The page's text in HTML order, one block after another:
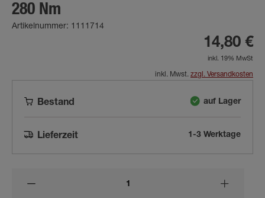
280 Nm
Artikelnummer: 1111714
14,80 €
inkl. 19% MwSt
inkl. Mwst. zzgl. Versandkosten
Bestand auf Lager
Lieferzeit 1-3 Werktage